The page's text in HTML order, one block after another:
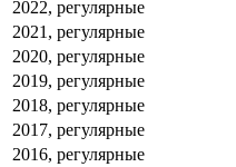
2022, регулярные
2021, регулярные
2020, регулярные
2019, регулярные
2018, регулярные
2017, регулярные
2016, регулярные